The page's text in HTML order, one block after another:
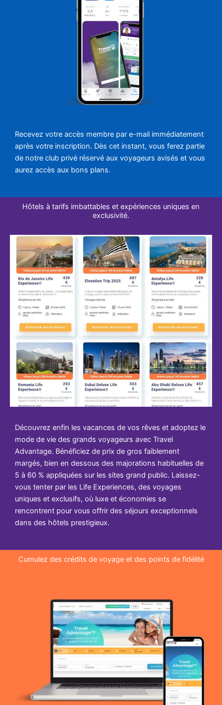
Recevez votre accès membre par e-mail immédiatement
après votre inscription. Dès cet instant, vous ferez partie
de notre club privé réservé aux voyageurs avisés et vous
aurez accès aux bons plans.
Hôtels à tarifs imbattables et expériences uniques en
exclusivité.
Découvrez enfin les vacances de vos rêves et adoptez le
mode de vie des grands voyageurs avec Travel
Advantage. Bénéficiez de prix de gros faiblement
margés, bien en dessous des majorations habituelles de
5 à 60 % appliquées sur les sites grand public. Laissez-
vous tenter par les Life Experiences, des voyages
uniques et exclusifs, où luxe et économies se
rencontrent pour vous offrir des séjours exceptionnels
dans des hôtels prestigieux.
Cumulez des crédits de voyage et des points de fidélité